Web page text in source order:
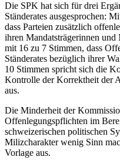
Die SPK hat sich für drei
Ständerates ausgesprochen:
dass Parteien zusätzlich
ihren Mandatsträgerinnen
mit 16 zu 7 Stimmen, dass
Ständerates bezüglich ihrer
10 Stimmen spricht sich die
Kontrolle der Korrektheit der
aus.
Die Minderheit der
Offenlegungspflichten im
schweizerischen politischen
Milizcharakter wenig Sinn
Vorlage aus.